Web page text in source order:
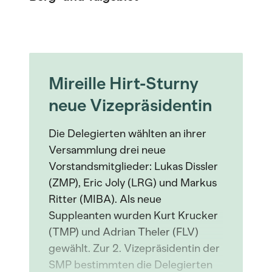
Mireille Hirt-Sturny
neue Vizepräsidentin
Die Delegierten wählten an ihrer
Versammlung drei neue
Vorstandsmitglieder: Lukas Dissler
(ZMP), Eric Joly (LRG) und Markus
Ritter (MIBA). Als neue
Suppleanten wurden Kurt Krucker
(TMP) und Adrian Theler (FLV)
gewählt. Zur 2. Vizepräsidentin der
SMP bestimmten die Delegierten